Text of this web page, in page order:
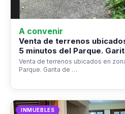
A convenir
Venta de terrenos
5 minutos del Parque.
Venta de terrenos ubicados en
Parque. Garita de …
INMUEBLES